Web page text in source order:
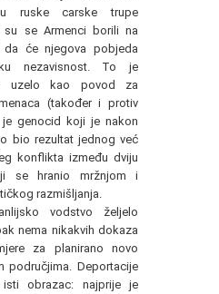
ruske carske trupe
su se Armenci borili na
će njegova pobjeda
nezavisnost. To je
uzelo kao povod za
(također i protiv
genocid koji je nakon
bio rezultat jednog već
konflikta između dviju
se hranio mržnjom i
razmišljanja.
vodstvo željelo
nema nikakvih dokaza
za planirano novo
područjima. Deportacije
obrazac: najprije je